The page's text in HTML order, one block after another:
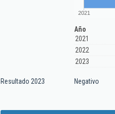
2021
Año
2021
2022
2023
Resultado 2023 Negativo